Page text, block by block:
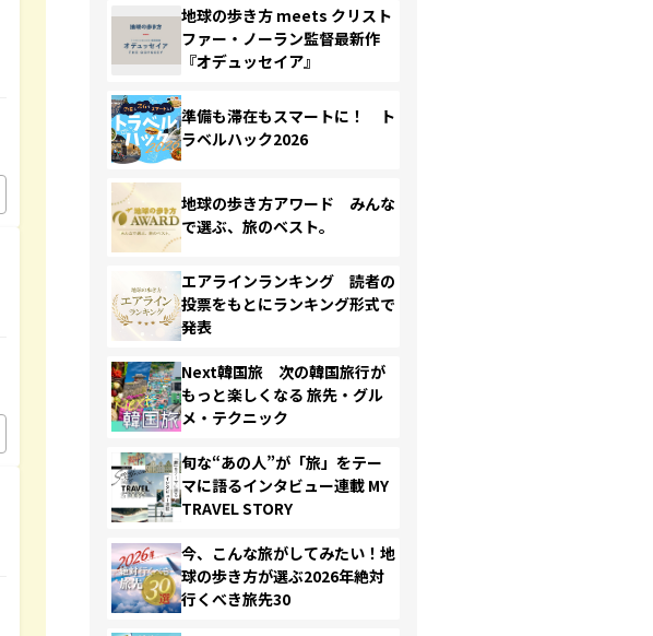
地球の歩き方 meets クリスト
ファー・ノーラン監督最新作
『オデュッセイア』
準備も滞在もスマートに！ ト
ラベルハック2026
地球の歩き方アワード みんな
で選ぶ、旅のベスト。
エアラインランキング 読者の
投票をもとにランキング形式で
発表
Next韓国旅 次の韓国旅行が
もっと楽しくなる 旅先・グル
メ・テクニック
旬な“あの人”が「旅」をテー
マに語るインタビュー連載 MY
TRAVEL STORY
今、こんな旅がしてみたい！地
球の歩き方が選ぶ2026年絶対
行くべき旅先30